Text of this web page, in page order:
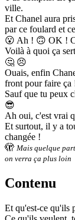
ville.
Et Chanel aura
par ce foulard et
😮 Ah ! 🙃 OK !
Voilà à quoi ça
🤔 😣
Ouais, enfin
front pour faire ça
Sauf que tu peux
😎
Ah oui, c'est vrai
Et surtout, il y a
changée !
🫣 Mais quelque
on verra ça plus loin
Contenu
Et qu'est-ce qu'ils